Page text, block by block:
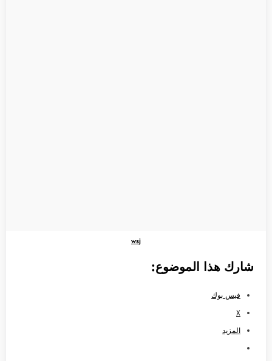
wsj
شارك هذا الموضوع:
فيس بوك
X
المزيد